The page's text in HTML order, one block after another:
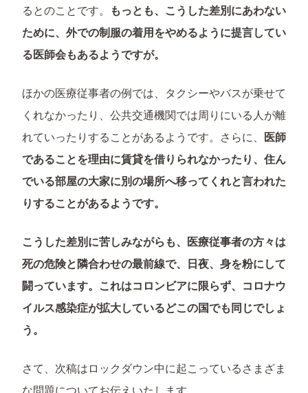
るとのことです。
もっとも、こうした差別にあわない
ために、外での制服の着用をやめるように提言してい
る医師会もあるようですが。
ほかの医療従事者の例では、タクシーやバスが乗せて
くれなかったり、公共交通機関では周りにいる人が離
れていったりすることがあるようです。さらに、 医師
であることを理由に賃貸を借りられなかったり、住ん
でいる部屋の大家に別の場所へ移ってくれと言われた
りすることがあるようです。
こうした差別に苦しみながらも、医療従事者の方々は
死の危険と隣合わせの最前線で、日夜、身を粉にして
闘っています。これはコロンビアに限らず、コロナウ
イルス感染症が拡大しているどこの国でも同じでしょ
う。
さて、次稿はロックダウン中に起こっているさまざま
な問題についてお伝えいたします。